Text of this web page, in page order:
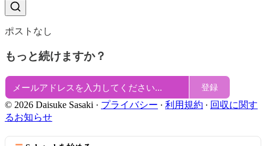
ポストなし
もっと続けますか？
登録
© 2026 Daisuke Sasaki · プライバシー ∙ 利用規約 ∙ 回収に関す
るお知らせ